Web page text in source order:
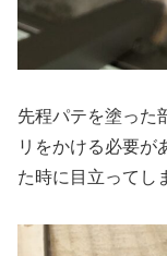
先程パテを塗った
リをかける必要が
た時に目立ってし